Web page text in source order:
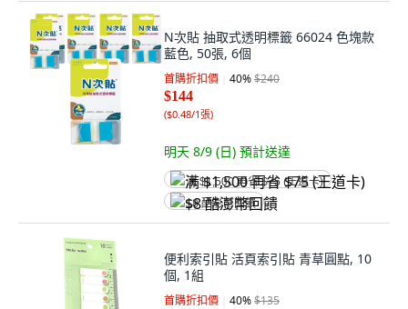
N次貼 抽取式透明標籤 66024 色塊款
藍色, 50張, 6個
首購折扣價 40%$240
$144
($0.48/1張)
明天 8/9 (日) 預計送達
满 $1,500 再省 $75 (王道卡)
$8 酷澎幣回饋
便利索引貼 活頁索引貼 青草圓點, 10
個, 1組
首購折扣價 40%$135